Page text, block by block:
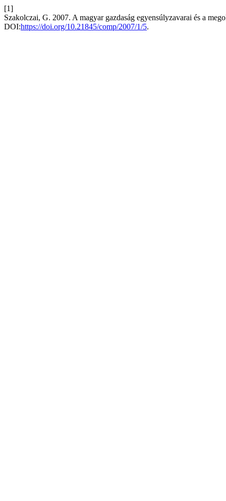
[1]
Szakolczai, G. 2007. A magyar gazdaság egyensúlyzavarai és a
DOI:https://doi.org/10.21845/comp/2007/1/5.